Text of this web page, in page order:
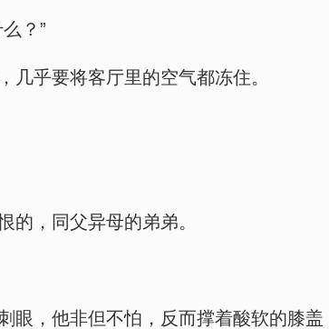
？”
乎要将客厅里的空气都冻住。
的，同父异母的弟弟。
眼，他非但不怕，反而撑着酸软的膝